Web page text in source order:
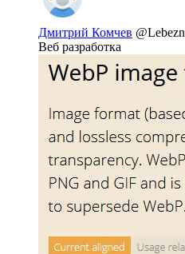
Дмитрий Комчев
Веб разработка